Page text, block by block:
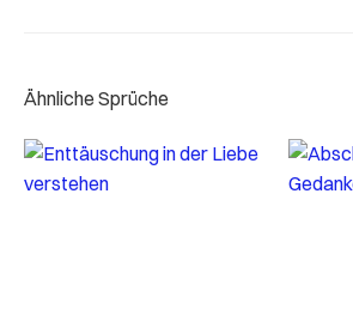
Ähnliche Sprüche